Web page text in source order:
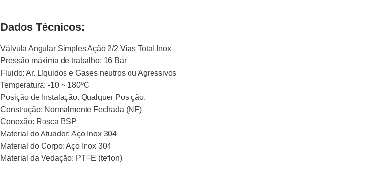
Dados Técnicos:
Válvula Angular Simples Ação 2/2 Vias Total Inox
Pressão máxima de trabalho: 16 Bar
Fluido: Ar, Líquidos e Gases neutros ou Agressivos
Temperatura: -10 ~ 180ºC
Posição de Instalação: Qualquer Posição.
Construção: Normalmente Fechada (NF)
Conexão: Rosca BSP
Material do Atuador: Aço Inox 304
Material do Corpo: Aço Inox 304
Material da Vedação: PTFE (teflon)